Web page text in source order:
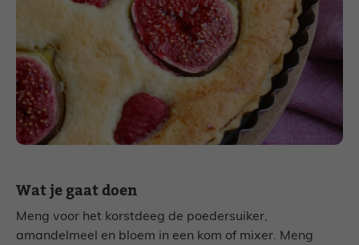
Wat je gaat doen
Meng voor het korstdeeg de poedersuiker,
amandelmeel en bloem in een kom of mixer. Meng